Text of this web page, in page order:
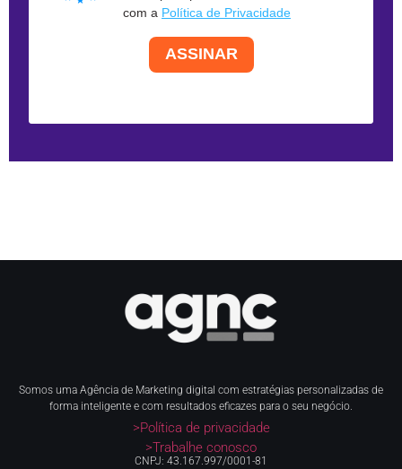
com a Política de Privacidade
ASSINAR
Somos uma Agência de Marketing digital com estratégias personalizadas de
forma inteligente e com resultados eficazes para o seu negócio.
>Política de privacidade
>Trabalhe conosco
CNPJ: 43.167.997/0001-81